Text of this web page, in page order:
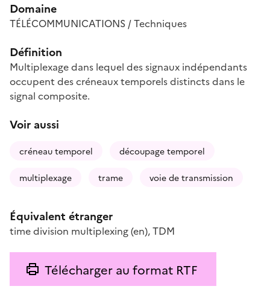
Domaine
TÉLÉCOMMUNICATIONS / Techniques
Définition
Multiplexage dans lequel des signaux indépendants
occupent des créneaux temporels distincts dans le
signal composite.
Voir aussi
créneau temporel découpage temporel
multiplexage trame voie de transmission
Équivalent étranger
time division multiplexing(en),TDM
Télécharger au format RTF